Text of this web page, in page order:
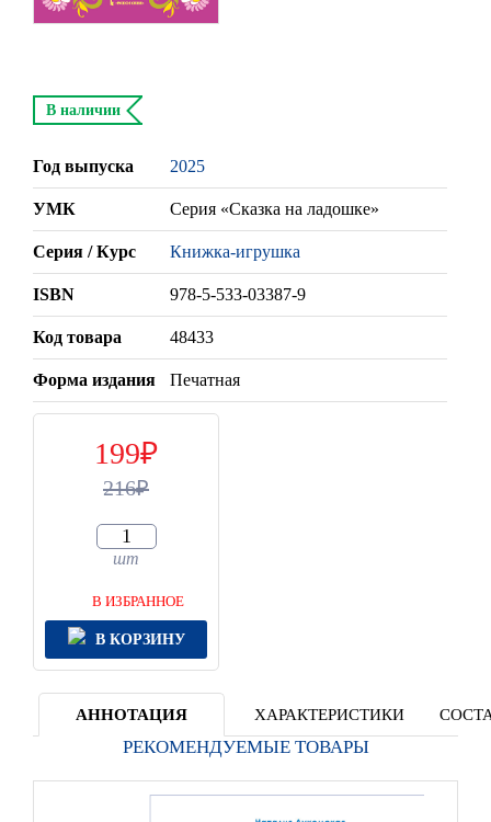
В наличии
Год выпуска 2025
УМК Серия «Сказка на ладошке»
Серия / Курс Книжка-игрушка
ISBN 978-5-533-03387-9
Код товара 48433
Форма издания Печатная
199
216
шт
В ИЗБРАННОЕ
В КОРЗИНУ
АННОТАЦИЯ ХАРАКТЕРИСТИКИ
РЕКОМЕНДУЕМЫЕ ТОВАРЫ